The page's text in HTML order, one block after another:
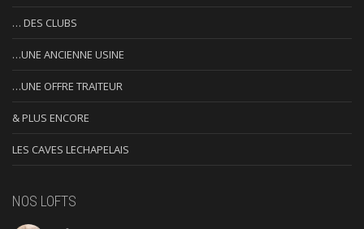
… DES CLUBS
…UNE ANCIENNE USINE
…UNE OFFRE TRAITEUR
& PLUS ENCORE
LES CAVES LECHAPELAIS
NOS LOFTS